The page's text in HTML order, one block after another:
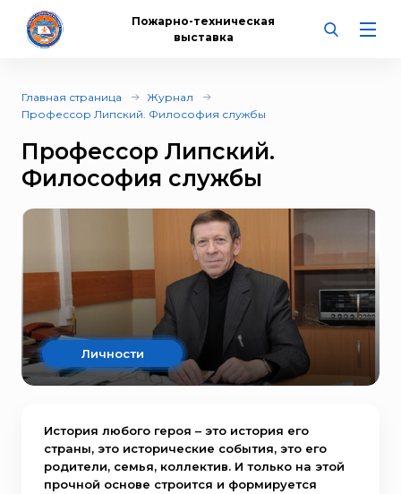
Пожарно-техническая
выставка
Главная страница
Журнал
Профессор Липский. Философия службы
Профессор Липский.
Философия службы
Личности
История любого героя – это история его
страны, это исторические события, это его
родители, семья, коллектив. И только на этой
прочной основе строится и формируется